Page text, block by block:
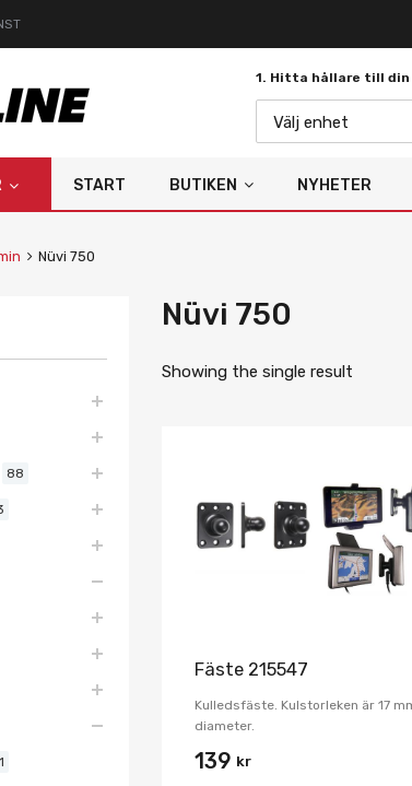
1. Hitta hållare till din
Välj enhet
START BUTIKEN NYHETER
Nüvi 750
Nüvi 750
Showing the single result
Fäste 215547
Kulledsfäste. Kulstorleken är 17
diameter.
139 kr
88
1